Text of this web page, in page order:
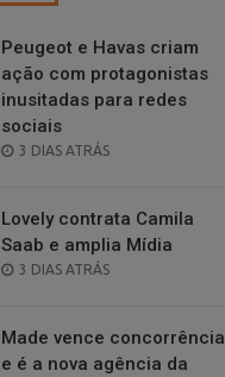
Peugeot e Havas criam
ação com protagonistas
inusitadas para redes
sociais
POSTED
3 DIAS ATRÁS
Lovely contrata Camila
Saab e amplia Mídia
POSTED
3 DIAS ATRÁS
Made vence concorrência
e é a nova agência da